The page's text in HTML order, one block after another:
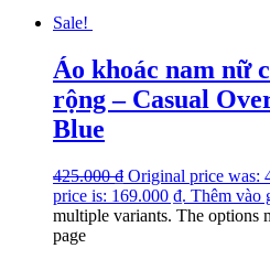
Sale!
Áo khoác nam nữ
rộng – Casual
Blue
425.000₫ Original price was:
price is: 169.000 ₫. Thêm vào
multiple variants. The options
page